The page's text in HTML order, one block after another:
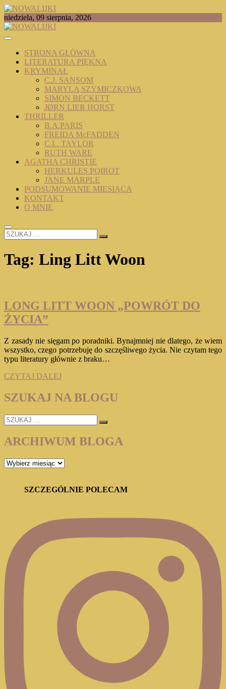
Skip
to
content
NOWALIJKI
TOMASZ RADOCHOŃSKI PISZE O KSIĄŻKACH
niedziela, 09 sierpnia, 2026
STRONA GŁÓWNA
LITERATURA PIĘKNA
KRYMINAŁ
C.J. SANSOM
MARYLA SZYMICZKOWA
SIMON BECKETT
JØRN LIER HORST
THRILLER
B.A.PARIS
FREIDA McFADDEN
C.L. TAYLOR
RUTH WARE
AGATHA CHRISTIE
HERKULES POIROT
JANE MARPLE
PODSUMOWANIE MIESIĄCA
KONTAKT
O MNIE
SZUKAJ
…
Tag: Ling Litt Woon
LONG LITT WOON „POWRÓT DO
ŻYCIA”
Z zasady nie sięgam po poradniki. Bynajmniej nie dlatego, że wiem
wszystko, czego potrzebuję do szczęśliwego życia. Nie czytam tego
typu literatury głównie z braku…
CZYTAJ DALEJLONG
WOON
„POWRÓT
SZUKAJ NA BLOGU
SZUKAJ
…
ARCHIWUM BLOGA
ARCHIWUM
SZCZEGÓLNIE POLECAM